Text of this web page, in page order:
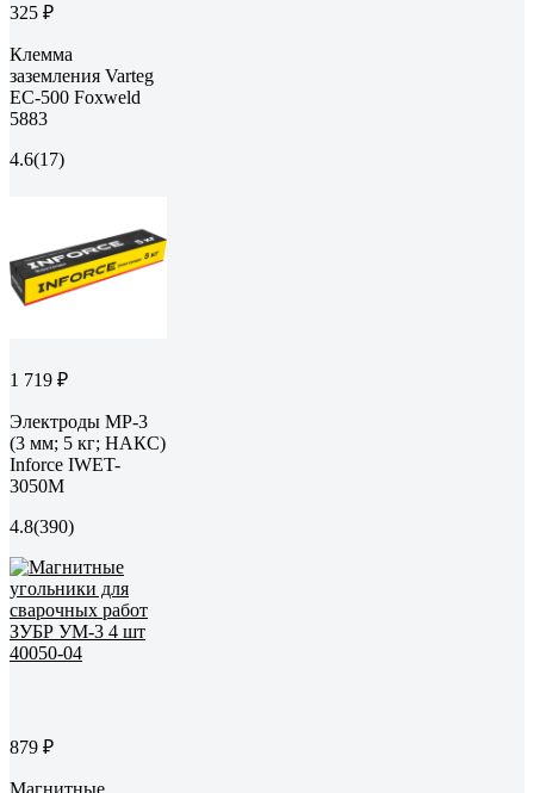
325 ₽
Клемма
заземления Varteg
EC-500 Foxweld
5883
4.6(17)
1 719 ₽
Электроды МР-3
(3 мм; 5 кг; НАКС)
Inforce IWET-
3050M
4.8(390)
879 ₽
Магнитные